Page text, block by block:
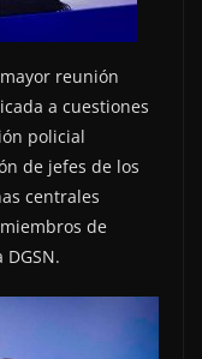
reunión
a cuestiones
policial
de jefes de los
centrales
de